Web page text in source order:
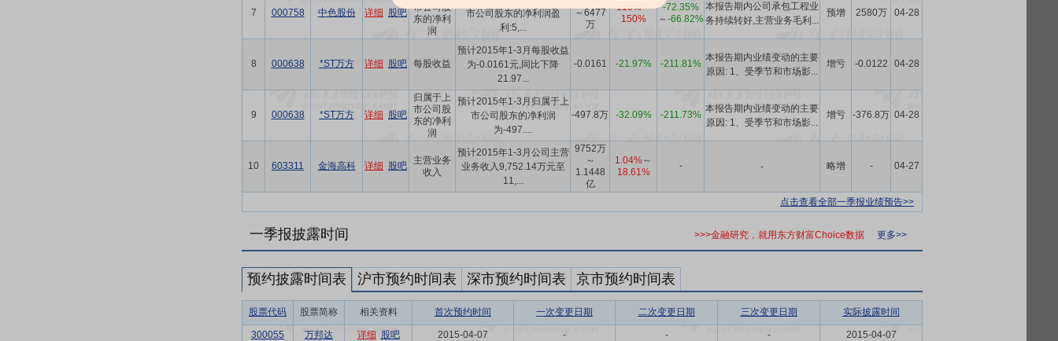
7 000758 中色股份 详细 股吧 市公司股
东的净利
润
市公司股东的净利润盈
利:5,...
～6477
万
110%～
150%
-72.35%
～-66.82%
本报告期内公司承包工程业
务持续转好,主营业务毛利...
预增 2580万 04-28
8 000638 *ST万方 详细 股吧 每股收益
预计2015年1-3月每股收益
为-0.0161元,同比下降
21.97...
-0.0161 -21.97% -211.81%
本报告期内业绩变动的主要
原因: 1、受季节和市场影...
增亏 -0.0122 04-28
9 000638 *ST万方 详细 股吧
归属于上
市公司股
东的净利
润
预计2015年1-3月归属于上
市公司股东的净利润
为-497....
-497.8万 -32.09% -211.73%
本报告期内业绩变动的主要
原因: 1、受季节和市场影...
增亏 -376.8万 04-28
10 603311 金海高科 详细 股吧
主营业务
收入
预计2015年1-3月公司主营
业务收入9,752.14万元至
11,...
9752万
～
1.1448
亿
1.04%～
18.61%
- - 略增 - 04-27
点击查看全部一季报业绩预告>>
一季报披露时间 >>>金融研究，就用东方财富Choice数据 更多>>
预约披露时间表 沪市预约时间表 深市预约时间表 京市预约时间表
股票代码 股票简称 相关资料 首次预约时间 一次变更日期 二次变更日期 三次变更日期 实际披露时间
300055 万邦达 详细 股吧 2015-04-07 - - -
2015-04-07